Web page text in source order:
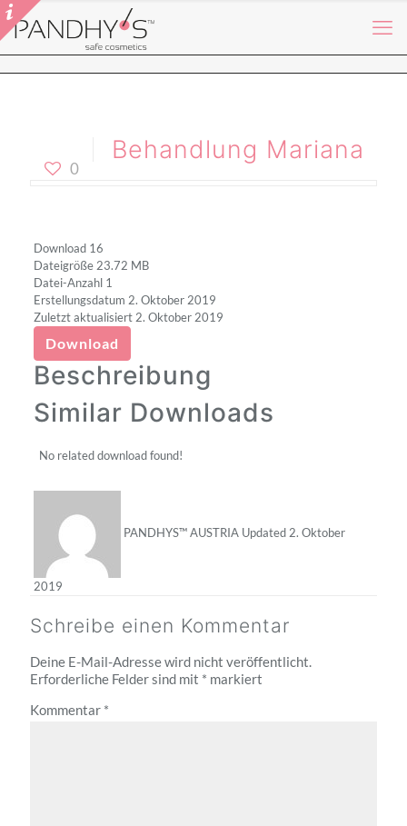
0
Behandlung Mariana
Download 16
Dateigröße 23.72 MB
Datei-Anzahl 1
Erstellungsdatum 2. Oktober 2019
Zuletzt aktualisiert 2. Oktober 2019
Download
Beschreibung
Similar Downloads
No related download found!
PANDHYS™ AUSTRIA Updated 2. Oktober
2019
Schreibe einen Kommentar
Deine E-Mail-Adresse wird nicht veröffentlicht.
Erforderliche Felder sind mit * markiert
Kommentar *